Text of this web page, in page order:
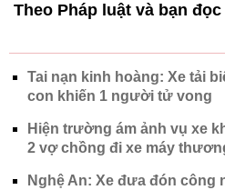
Theo Pháp luật và bạn đọc
Tai nạn kinh hoàng: Xe tải
con khiến 1 người tử vong
Hiện trường ám ảnh vụ xe
2 vợ chồng đi xe máy
Nghệ An: Xe đưa đón công